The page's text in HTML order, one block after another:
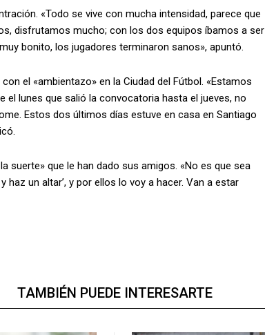
«Todo se vive con mucha intensidad, parece que
disfrutamos mucho; con los dos equipos íbamos a ser
bonito, los jugadores terminaron sanos», apuntó.
el «ambientazo» en la Ciudad del Fútbol. «Estamos
el lunes que salió la convocatoria hasta el jueves, no
Estos dos últimos días estuve en casa en Santiago
suerte» que le han dado sus amigos. «No es que sea
un altar’, y por ellos lo voy a hacer. Van a estar
TAMBIÉN PUEDE INTERESARTE